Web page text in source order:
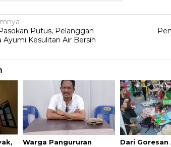
Putus, Pelanggan
Ayumi Kesulitan Air Bersih
Warga Pangururan
Dari Goresan